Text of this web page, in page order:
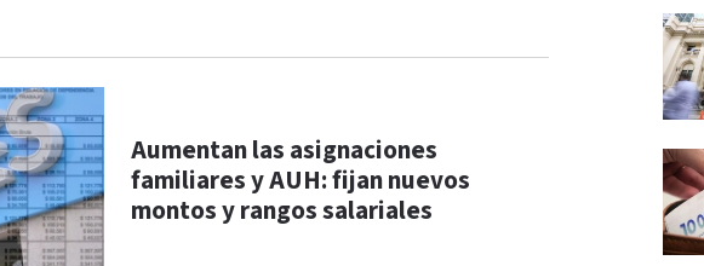
Aumentan las asignaciones
familiares y AUH: fijan nuevos
montos y rangos salariales